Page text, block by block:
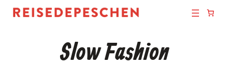
Slow Fashion